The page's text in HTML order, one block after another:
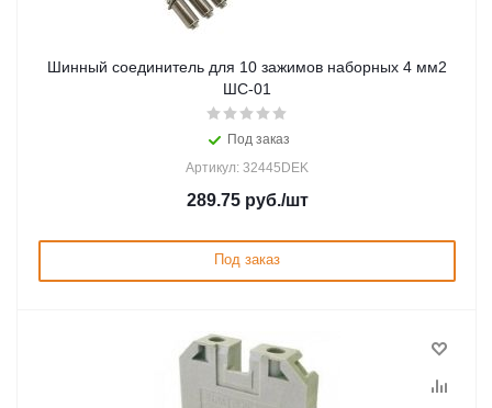
Шинный соединитель для 10 зажимов наборных 4 мм2
ШС-01
Под заказ
Артикул: 32445DEK
289.75руб./шт
Под заказ